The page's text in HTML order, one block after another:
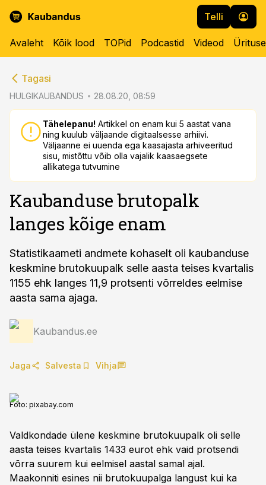
Telli
Avaleht Kõik lood TOPid Podcastid Videod
Tagasi
HULGIKAUBANDUS 28.08.20, 08:59
Tähelepanu! Artikkel on enam kui 5 aastat vana
ning kuulub väljaande digitaalsesse arhiivi.
Väljaanne ei uuenda ega kaasajasta arhiveeritud
sisu, mistõttu võib olla vajalik kaasaegsete
allikatega tutvumine
Kaubanduse brutopalk
langes kõige enam
Statistikaameti andmete kohaselt oli kaubanduse
keskmine brutokuupalk selle aasta teises kvartalis
1155 ehk langes 11,9 protsenti võrreldes eelmise
aasta sama ajaga.
Kaubandus.ee
Jaga Salvesta Vihja
Foto: pixabay.com
Valdkondade ülene keskmine brutokuupalk oli selle
aasta teises kvartalis 1433 eurot ehk vaid protsendi
võrra suurem kui eelmisel aastal samal ajal.
Maakonniti esines nii brutokuupalga langust kui ka